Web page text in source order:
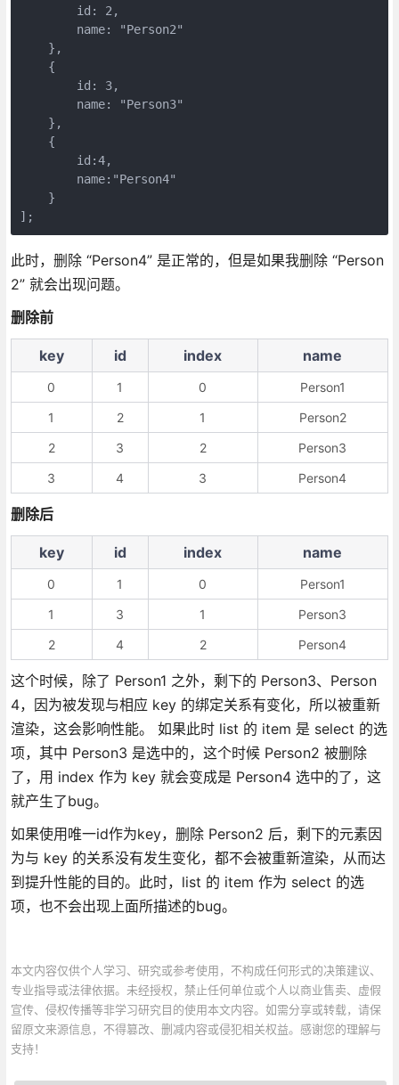
        id: 2,
        name: "Person2"
    },
    {
        id: 3,
        name: "Person3"
    },
    {
        id:4,
        name:"Person4"
    }
];
此时，删除 “Person4” 是正常的，但是如果我删除 “Person
2” 就会出现问题。
删除前
key id index name
0 1 0
Person1
1
2 1
Person2
2
3 2
Person3
3
4 3 Person4
删除后
key id index name
0 1 0
Person1
1
3 1
Person3
2
4 2 Person4
这个时候，除了 Person1 之外，剩下的 Person3、Person
4，因为被发现与相应 key 的绑定关系有变化，所以被重新
渲染，这会影响性能。 如果此时 list 的 item 是 select 的选
项，其中 Person3 是选中的，这个时候 Person2 被删除
了，用 index 作为 key 就会变成是 Person4 选中的了，这
就产生了bug。
如果使用唯一id作为key，删除 Person2 后，剩下的元素因
为与 key 的关系没有发生变化，都不会被重新渲染，从而达
到提升性能的目的。此时，list 的 item 作为 select 的选
项，也不会出现上面所描述的bug。
本文内容仅供个人学习、研究或参考使用，不构成任何形式的决策建议、
专业指导或法律依据。未经授权，禁止任何单位或个人以商业售卖、虚假
宣传、侵权传播等非学习研究目的使用本文内容。如需分享或转载，请保
留原文来源信息，不得篡改、删减内容或侵犯相关权益。感谢您的理解与
支持！